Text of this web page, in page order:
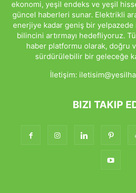
ekonomi, yeşil endeks ve yeşil
güncel haberleri sunar. Elektrikli
enerjiye kadar geniş bir
bilincini artırmayı hedefliyoruz.
haber platformu olarak, doğru
sürdürülebilir bir geleceğe
İletişim:
BIZI TAKIP